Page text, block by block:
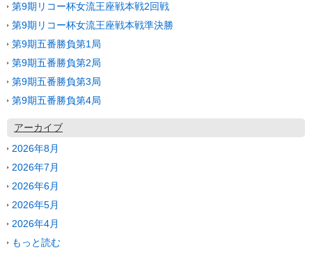
第9期リコー杯女流王座戦本戦2回戦
第9期リコー杯女流王座戦本戦準決勝
第9期五番勝負第1局
第9期五番勝負第2局
第9期五番勝負第3局
第9期五番勝負第4局
アーカイブ
2026年8月
2026年7月
2026年6月
2026年5月
2026年4月
もっと読む